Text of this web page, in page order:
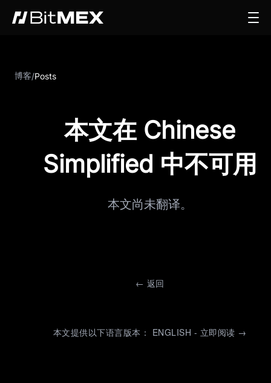
博客/Posts
本文在 Chinese
Simplified 中不可用
本文尚未翻译。
← 返回
本文提供以下语言版本： ENGLISH - 立即阅读 →